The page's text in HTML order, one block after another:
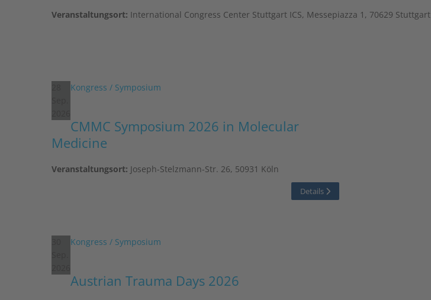
Veranstaltungsort: International Congress Center Stuttgart ICS, Messepiazza 1, 70629 Stuttgart
Kongress / Symposium
CMMC Symposium 2026 in Molecular
Medicine
Veranstaltungsort: Joseph-Stelzmann-Str. 26, 50931 Köln
Details
Kongress / Symposium
Austrian Trauma Days 2026